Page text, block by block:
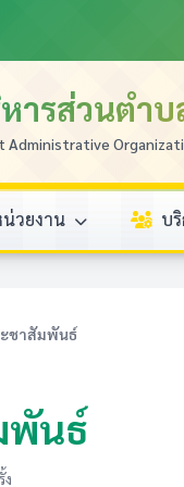
ารส่วนตำ
Administrative
น่วยงาน บ
ชาสัมพันธ์
พันธ์